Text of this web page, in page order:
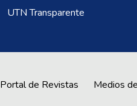
UTN Transparente
Portal de Revistas Medios